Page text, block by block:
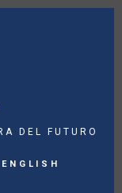
DEL FUTURO
English